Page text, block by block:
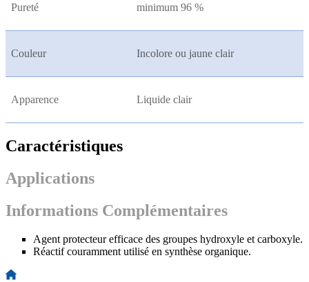
Pureté minimum 96 %
Couleur Incolore ou jaune clair
Apparence Liquide clair
Caractéristiques
Applications
Informations Complémentaires
Agent protecteur efficace des groupes hydroxyle et carboxyle.
Réactif couramment utilisé en synthèse organique.